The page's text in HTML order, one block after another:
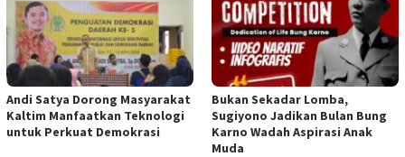
Andi Satya Dorong Masyarakat
Kaltim Manfaatkan Teknologi
untuk Perkuat Demokrasi
Bukan Sekadar Lomba,
Sugiyono Jadikan Bulan Bung
Karno Wadah Aspirasi Anak
Muda